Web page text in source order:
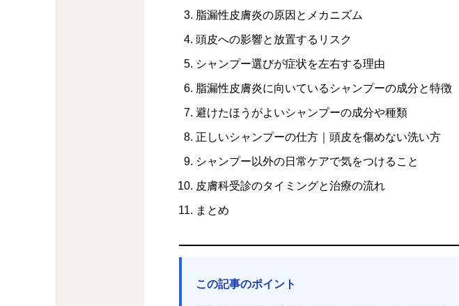
脂漏性皮膚炎の原因とメカニズム
頭皮への影響と放置するリスク
シャンプー選びが症状を左右する理由
脂漏性皮膚炎に向いているシャンプーの成分と特徴
避けたほうがよいシャンプーの成分や種類
正しいシャンプーの仕方｜頭皮を傷めない洗い方
シャンプー以外の日常ケアで気をつけること
皮膚科受診のタイミングと治療の流れ
まとめ
この記事のポイント